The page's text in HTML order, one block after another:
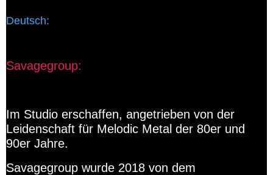
7-Impressum-deutsch
Deutsch:
Savagegroup:
Im Studio erschaffen, angetrieben von der
Leidenschaft für Melodic Metal der 80er und
90er Jahre.
Savagegroup wurde 2018 von dem